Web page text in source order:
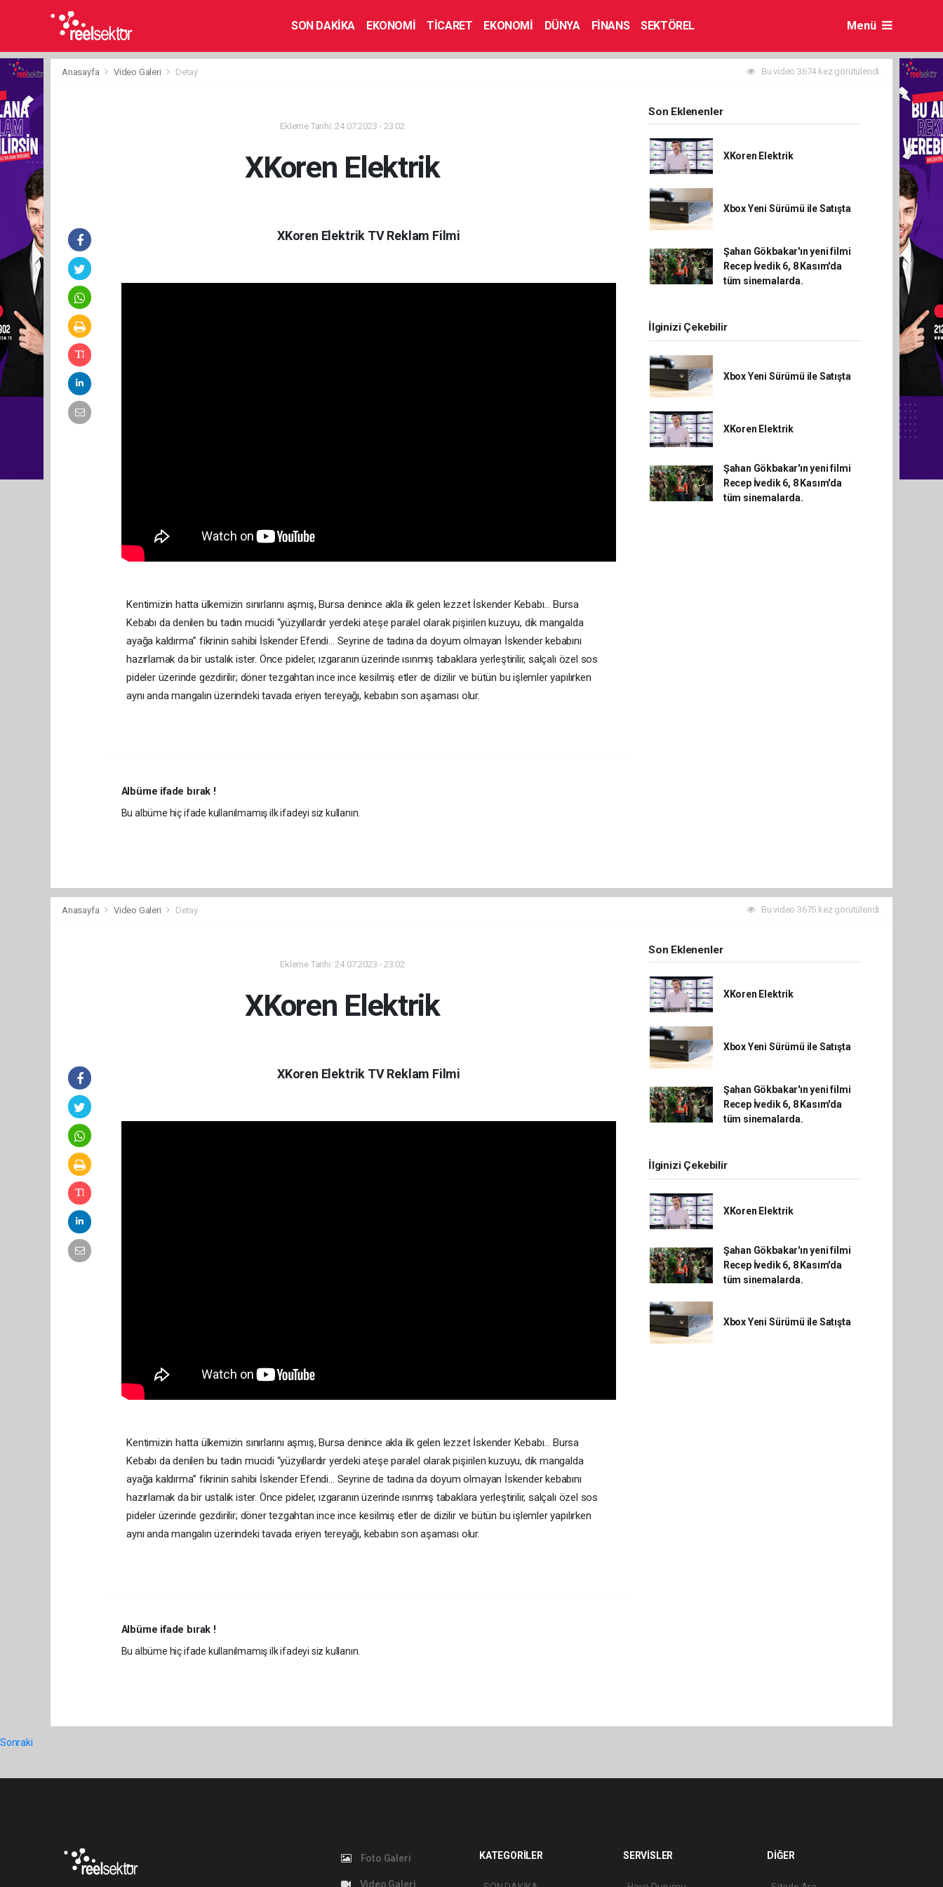
SON DAKİKA EKONOMİ TİCARET EKONOMİ DÜNYA FİNANS SEKTÖREL Menü
Anasayfa Video Galeri Detay Bu video 3674 kez görütülendi.
Ekleme Tarihi: 24.07.2023 - 23:02
XKoren Elektrik
XKoren Elektrik TV Reklam Filmi
Kentimizin hatta ülkemizin sınırlarını aşmış, Bursa denince akla ilk gelen lezzet İskender Kebabı… Bursa
Kebabı da denilen bu tadın mucidi “yüzyıllardır yerdeki ateşe paralel olarak pişirilen kuzuyu, dik mangalda
ayağa kaldırma” fikrinin sahibi İskender Efendi… Seyrine de tadına da doyum olmayan İskender kebabını
hazırlamak da bir ustalık ister. Önce pideler, ızgaranın üzerinde ısınmış tabaklara yerleştirilir, salçalı özel sos
pideler üzerinde gezdirilir; döner tezgahtan ince ince kesilmiş etler de dizilir ve bütün bu işlemler yapılırken
aynı anda mangalın üzerindeki tavada eriyen tereyağı, kebabın son aşaması olur.
Albüme ifade bırak !
Bu albüme hiç ifade kullanılmamış ilk ifadeyi siz kullanın.
Son Eklenenler
XKoren Elektrik
Xbox Yeni Sürümü ile Satışta
Şahan Gökbakar'ın yeni filmi
Recep İvedik 6, 8 Kasım'da
tüm sinemalarda.
İlginizi Çekebilir
Xbox Yeni Sürümü ile Satışta
XKoren Elektrik
Şahan Gökbakar'ın yeni filmi
Recep İvedik 6, 8 Kasım'da
tüm sinemalarda.
Anasayfa Video Galeri Detay Bu video 3675 kez görütülendi.
Ekleme Tarihi: 24.07.2023 - 23:02
XKoren Elektrik
XKoren Elektrik TV Reklam Filmi
Kentimizin hatta ülkemizin sınırlarını aşmış, Bursa denince akla ilk gelen lezzet İskender Kebabı… Bursa
Kebabı da denilen bu tadın mucidi “yüzyıllardır yerdeki ateşe paralel olarak pişirilen kuzuyu, dik mangalda
ayağa kaldırma” fikrinin sahibi İskender Efendi… Seyrine de tadına da doyum olmayan İskender kebabını
hazırlamak da bir ustalık ister. Önce pideler, ızgaranın üzerinde ısınmış tabaklara yerleştirilir, salçalı özel sos
pideler üzerinde gezdirilir; döner tezgahtan ince ince kesilmiş etler de dizilir ve bütün bu işlemler yapılırken
aynı anda mangalın üzerindeki tavada eriyen tereyağı, kebabın son aşaması olur.
Albüme ifade bırak !
Bu albüme hiç ifade kullanılmamış ilk ifadeyi siz kullanın.
Son Eklenenler
XKoren Elektrik
Xbox Yeni Sürümü ile Satışta
Şahan Gökbakar'ın yeni filmi
Recep İvedik 6, 8 Kasım'da
tüm sinemalarda.
İlginizi Çekebilir
XKoren Elektrik
Şahan Gökbakar'ın yeni filmi
Recep İvedik 6, 8 Kasım'da
tüm sinemalarda.
Xbox Yeni Sürümü ile Satışta
Sonraki
Foto Galeri
Video Galeri
KATEGORİLER SERVİSLER DİĞER